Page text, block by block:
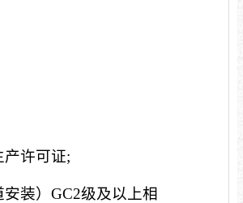
产许可证;
装）GC2级及以上相